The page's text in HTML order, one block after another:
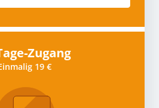
Zugang
19 €